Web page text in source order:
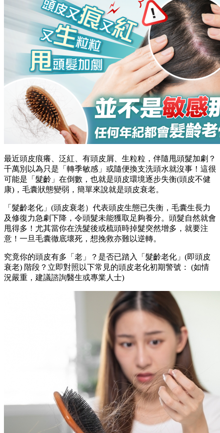
最近頭皮痕癢、泛紅、有頭皮屑、生粒粒，伴隨甩頭髮加劇？
千萬別以為只是「轉季敏感」或隨便換支洗頭水就沒事！這很
可能是「髮齡」在倒數，也就是頭皮環境逐步失衡(頭皮不健
康)，毛囊狀態變弱，簡單來說就是頭皮衰老。
「髮齡老化」(頭皮衰老）代表頭皮生態已失衡，毛囊生長力
及修復力急劇下降，令頭髮未能獲取足夠養分。頭髮自然就會
甩得多！尤其當你在洗髮後或梳頭時掉髮突然增多，就要注
意！一旦毛囊徹底壞死，想挽救亦難以逆轉。
究竟你的頭皮有多「老」？是否已踏入「髮齡老化」(即頭皮
衰老) 階段？立即對照以下常見的頭皮老化初期警號： (如情
況嚴重，建議諮詢醫生或專業人士)